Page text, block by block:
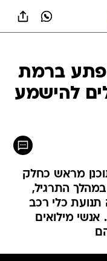
פתע ברמת
להישמע
מראש כחלק
האימונים לשנת 2018. במהלך התרגיל,
תנועת כלי רכב
אנשי מילואים